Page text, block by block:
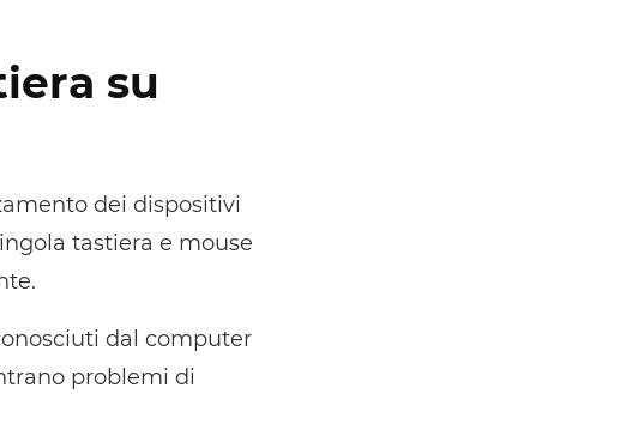
su
dei dispositivi
tastiera e mouse
dal computer
problemi di